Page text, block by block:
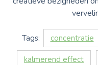
Tags: concentratie
kalmerend effect